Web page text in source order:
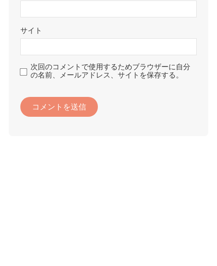
サイト
次回のコメントで使用するためブラウザーに自分
の名前、メールアドレス、サイトを保存する。